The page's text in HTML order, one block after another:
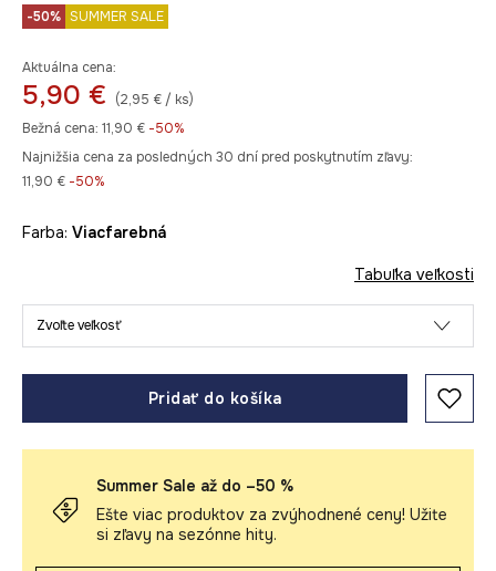
-50% SUMMER SALE
Aktuálna cena:
5,90 €
(2,95 € / ks)
Bežná cena: 11,90 € -50%
Najnižšia cena za posledných 30 dní pred poskytnutím zľavy:
11,90 € -50%
Farba: viacfarebná
Tabuľka veľkosti
Zvoľte veľkosť
Pridať do košíka
Summer Sale až do –50 %
Ešte viac produktov za zvýhodnené ceny! Užite
si zľavy na sezónne hity.